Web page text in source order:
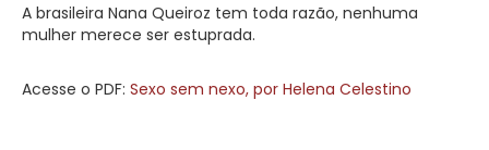
A brasileira Nana Queiroz tem toda razão, nenhuma
mulher merece ser estuprada.
Acesse o PDF: Sexo sem nexo, por Helena Celestino